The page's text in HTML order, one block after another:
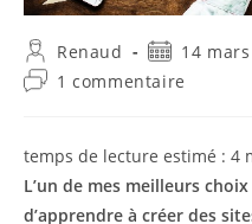
Auteur/autrice
de
la
Renaud
Publication
publiée :
14
Commentaires
publication :
1 commentaire
temps de lecture estimé : 4
L’un de mes meilleurs
d’apprendre à créer des